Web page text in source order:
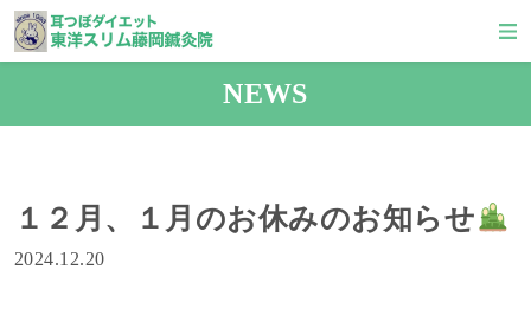
NEWS
１２月、１月のお休みのお知らせ
2024.12.20